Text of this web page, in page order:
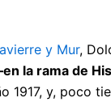
y Mur,
la rama de
1917, y, poco